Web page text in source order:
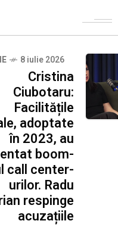
8 iulie 2026
Cristina
Ciubotaru:
Facilitățile
adoptate
în 2023, au
boom-
call center-
urilor. Radu
respinge
acuzațiile